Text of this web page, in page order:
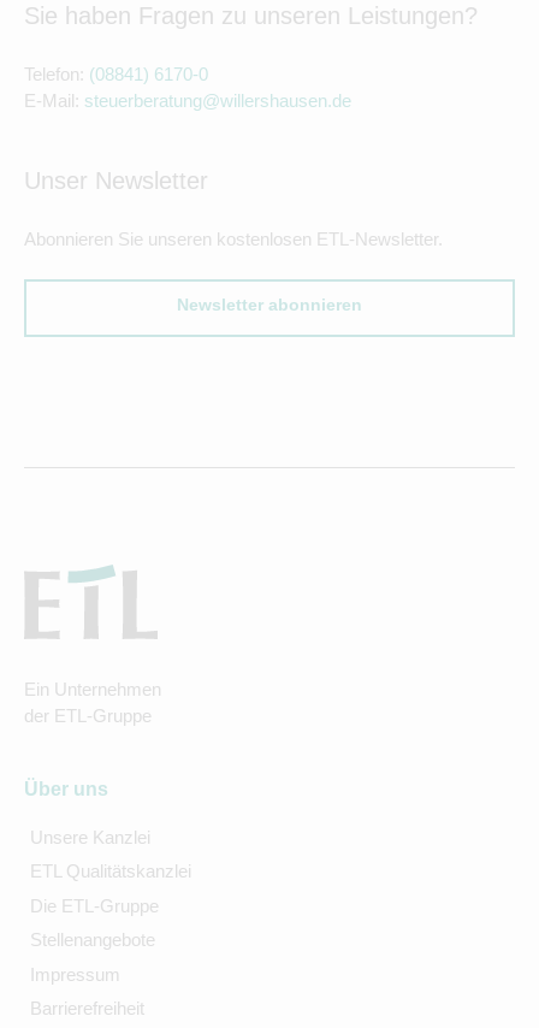
Sie haben Fragen zu unseren Leistungen?
Telefon: (08841) 6170-0
E-Mail: steuerberatung@willershausen.de
Unser Newsletter
Abonnieren Sie unseren kostenlosen ETL-Newsletter.
Newsletter abonnieren
Ein Unternehmen
der ETL-Gruppe
Über uns
Unsere Kanzlei
ETL Qualitätskanzlei
Die ETL-Gruppe
Stellenangebote
Impressum
Barrierefreiheit